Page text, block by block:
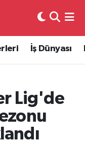
İş Dünyası
Lig'de